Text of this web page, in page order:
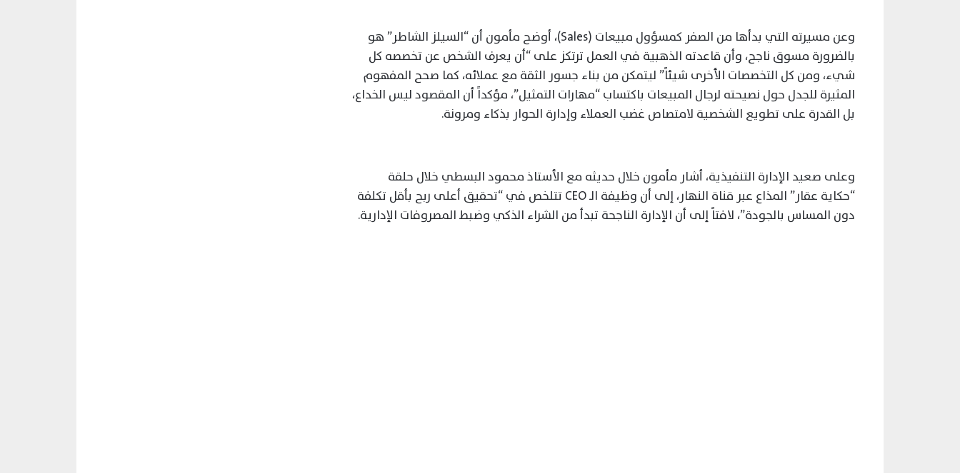
وعن مسيرته التي بدأها من الصفر كمسؤول مبيعات (Sales)، أوضح مأمون أن “السيلز الشاطر” هو
بالضرورة مسوق ناجح، وأن قاعدته الذهبية في العمل ترتكز على “أن يعرف الشخص عن تخصصه كل
شيء، ومن كل التخصصات الأخرى شيئاً” ليتمكن من بناء جسور الثقة مع عملائه، كما صحح المفهوم
المثيرة للجدل حول نصيحته لرجال المبيعات باكتساب “مهارات التمثيل”، مؤكداً أن المقصود ليس الخداع،
بل القدرة على تطويع الشخصية لامتصاص غضب العملاء وإدارة الحوار بذكاء ومرونة.
وعلى صعيد الإدارة التنفيذية، أشار مأمون خلال حديثه مع الأستاذ محمود البسطي خلال حلقة
“حكاية عقار” المذاع عبر قناة النهار، إلى أن وظيفة الـ CEO تتلخص في “تحقيق أعلى ربح بأقل تكلفة
دون المساس بالجودة”، لافتاً إلى أن الإدارة الناجحة تبدأ من الشراء الذكي وضبط المصروفات الإدارية.